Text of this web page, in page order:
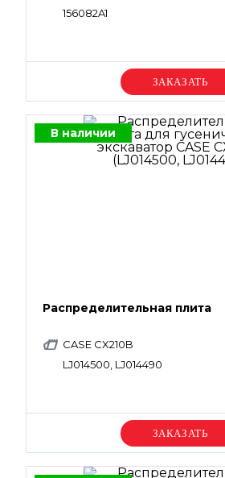
156082A1
Уточняйте цену
В наличии
Распределительная плита
CASE CX210B
LJ014500, LJ014490
Уточняйте цену